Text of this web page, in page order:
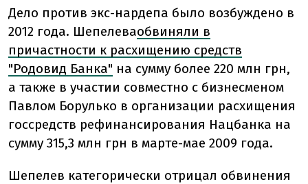
Дело против экс-нардепа было возбуждено в
2012 года. Шепелеваобвиняли в
причастности к расхищению средств
"Родовид Банка" на сумму более 220 млн грн,
а также в участии совместно с бизнесменом
Павлом Борулько в организации расхищения
госсредств рефинансирования Нацбанка на
сумму 315,3 млн грн в марте-мае 2009 года.
Шепелев категорически отрицал обвинения